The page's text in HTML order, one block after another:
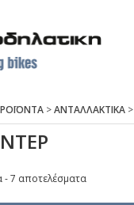
>ΑΝΤΑΛΛΑΚΤΙΚΑ>
- 7 αποτελέσματα